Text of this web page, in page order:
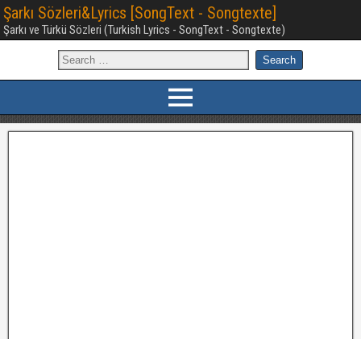
Şarkı Sözleri&Lyrics [SongText - Songtexte]
Şarkı ve Türkü Sözleri (Turkish Lyrics - SongText - Songtexte)